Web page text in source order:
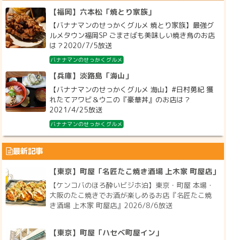
【福岡】六本松「焼とり家族」
【バナナマンのせっかくグルメ 焼とり家族】最強グ
ルメタウン福岡SP ごまさばも美味しい焼き鳥のお店
は？2020/7/5放送
バナナマンのせっかくグルメ
【兵庫】淡路島「海山」
【バナナマンのせっかくグルメ 海山】#日村勇紀 獲
れたてアワビ＆ウニの『豪華丼』のお店は？
2021/4/25放送
バナナマンのせっかくグルメ
最新記事
【東京】町屋「名匠たこ焼き酒場 上木家 町屋店」
【ケンコバのほろ酔いビジホ泊】東京・町屋 本場・
大阪のたこ焼きでお酒が楽しめるお店『名匠たこ焼
き酒場 上木家 町屋店』2026/8/6放送
【東京】町屋「ハセベ町屋イン」